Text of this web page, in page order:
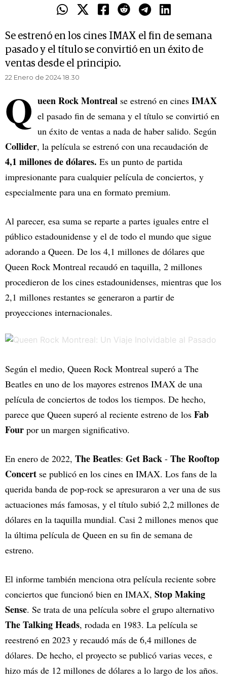
Se estrenó en los cines IMAX el fin de semana
pasado y el título se convirtió en un éxito de
ventas desde el principio.
22 Enero de 2024 18.30
Q ueen Rock Montreal se estrenó en cines IMAX
el pasado fin de semana y el título se convirtió en
un éxito de ventas a nada de haber salido. Según
Collider, la película se estrenó con una recaudación de
4,1 millones de dólares. Es un punto de partida
impresionante para cualquier película de conciertos, y
especialmente para una en formato premium.
Al parecer, esa suma se reparte a partes iguales entre el
público estadounidense y el de todo el mundo que sigue
adorando a Queen. De los 4,1 millones de dólares que
Queen Rock Montreal recaudó en taquilla, 2 millones
procedieron de los cines estadounidenses, mientras que los
2,1 millones restantes se generaron a partir de
proyecciones internacionales.
Según el medio, Queen Rock Montreal superó a The
Beatles en uno de los mayores estrenos IMAX de una
película de conciertos de todos los tiempos. De hecho,
parece que Queen superó al reciente estreno de los Fab
Four por un margen significativo.
En enero de 2022, The Beatles: Get Back - The Rooftop
Concert se publicó en los cines en IMAX. Los fans de la
querida banda de pop-rock se apresuraron a ver una de sus
actuaciones más famosas, y el título subió 2,2 millones de
dólares en la taquilla mundial. Casi 2 millones menos que
la última película de Queen en su fin de semana de
estreno.
El informe también menciona otra película reciente sobre
conciertos que funcionó bien en IMAX, Stop Making
Sense. Se trata de una película sobre el grupo alternativo
The Talking Heads, rodada en 1983. La película se
reestrenó en 2023 y recaudó más de 6,4 millones de
dólares. De hecho, el proyecto se publicó varias veces, e
hizo más de 12 millones de dólares a lo largo de los años.